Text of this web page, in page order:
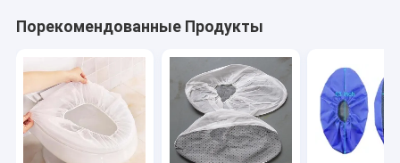
Порекомендованные Продукты